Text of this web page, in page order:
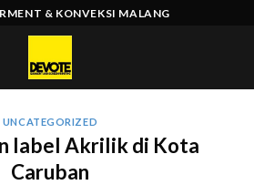
& KONVEKSI MALANG
UNCATEGORIZED
label Akrilik di Kota
Caruban